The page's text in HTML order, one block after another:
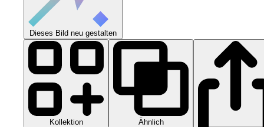
Dieses Bild neu gestalten
Kollektion Ähnlich